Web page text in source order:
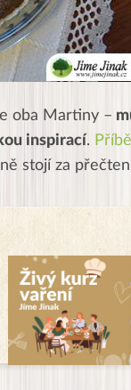
oba Martiny –
inspirací.
stojí za